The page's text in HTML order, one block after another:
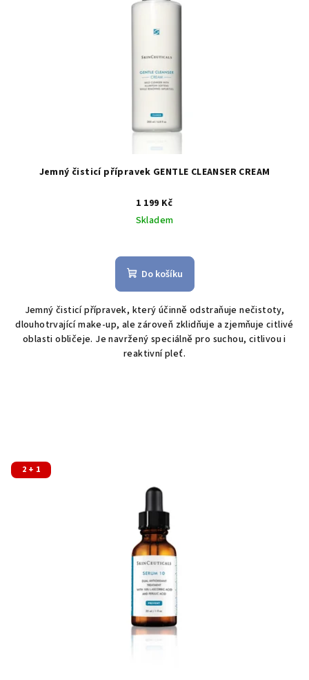
Jemný čisticí přípravek GENTLE CLEANSER CREAM
1 199 Kč
Skladem
Do košíku
Jemný čisticí přípravek, který účinně odstraňuje nečistoty,
dlouhotrvající make-up, ale zároveň zklidňuje a zjemňuje citlivé
oblastiobličeje. Je navržený speciálně pro suchou, citlivou i
reaktivní pleť.
2 + 1